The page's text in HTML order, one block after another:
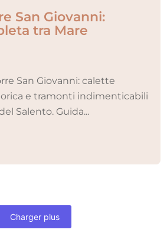
San Giovanni:
tra Mare
San Giovanni: calette
e tramonti indimenticabili
Salento. Guida...
Charger plus